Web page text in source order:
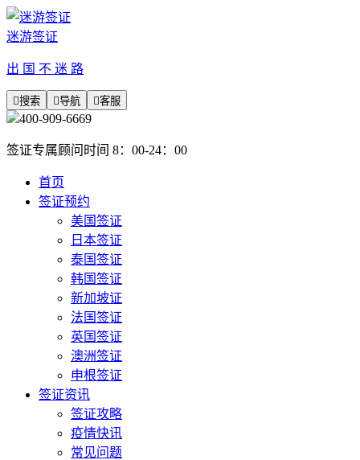
迷游签证
出 国 不 迷 路
搜索 导航 客服
400-909-6669
签证专属顾问时间 8：00-24：00
首页
签证预约
美国签证
日本签证
泰国签证
韩国签证
新加坡证
法国签证
英国签证
澳洲签证
申根签证
签证资讯
签证攻略
疫情快讯
常见问题